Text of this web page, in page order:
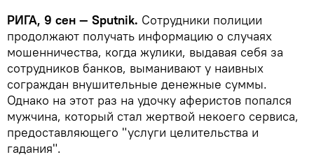
РИГА, 9 сен — Sputnik. Сотрудники полиции
продолжают получать информацию о случаях
мошенничества, когда жулики, выдавая себя за
сотрудников банков, выманивают у наивных
сограждан внушительные денежные суммы.
Однако на этот раз на удочку аферистов попался
мужчина, который стал жертвой некоего сервиса,
предоставляющего "услуги целительства и
гадания".